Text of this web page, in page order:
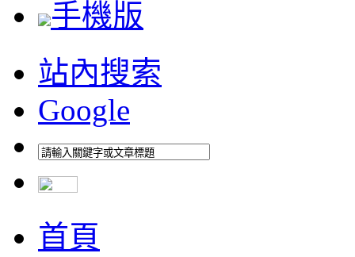
手機版
站內搜索
Google
首頁